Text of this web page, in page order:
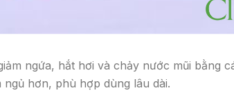
ngứa, hắt hơi và chảy nước mũi bằng
hơn, phù hợp dùng lâu dài.